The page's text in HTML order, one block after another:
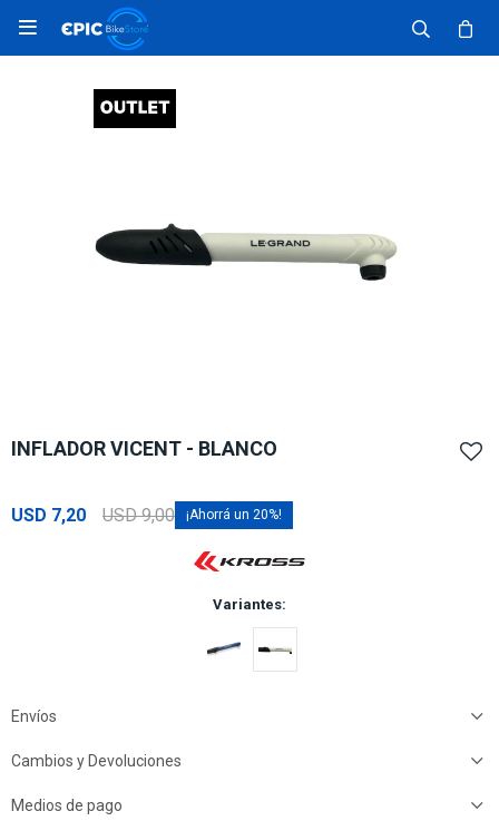

INFLADOR VICENT - BLANCO
USD 7,20 USD 9,00 20
Variantes:
Envíos
Cambios y Devoluciones
Medios de pago